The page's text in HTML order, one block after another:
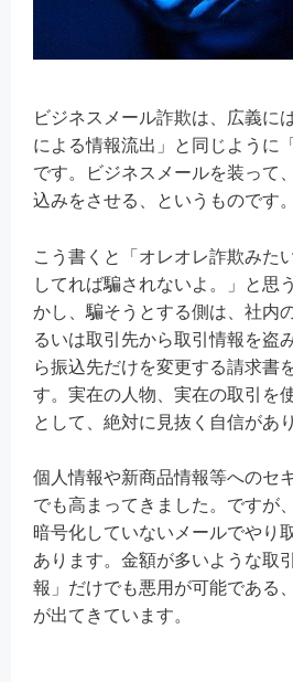
ビジネスメール詐欺は、広義に
による情報流出」と同じように
です。ビジネスメールを装って
込みをさせる、というものです。
こう書くと「オレオレ詐欺みた
してれば騙されないよ。」と思
かし、騙そうとする側は、社内
るいは取引先から取引情報を盗
ら振込先だけを変更する請求書
す。実在の人物、実在の取引を
として、絶対に見抜く自信があ
個人情報や新商品情報等へのセ
でも高まってきました。ですが
暗号化していないメールでやり
あります。金額が多いような取
報」だけでも悪用が可能である
が出てきています。